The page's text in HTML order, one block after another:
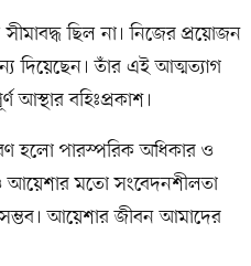
ছিল না। নিজের প্রয়োজন
দিয়েছেন। তাঁর এই আত্মত্যাগ
আস্থার বহিঃপ্রকাশ।
হলো পারস্পরিক অধিকার ও
আয়েশার মতো সংবেদনশীলতা
সম্ভব। আয়েশার জীবন আমাদের